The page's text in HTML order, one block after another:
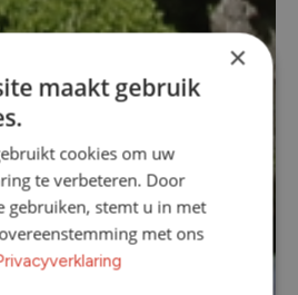
×
maakt gebruik
cookies om uw
te verbeteren. Door
gebruiken, stemt u in met
met ons